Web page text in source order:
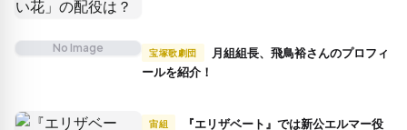
No Image 宝塚歌劇団
ールを紹介！
宙組